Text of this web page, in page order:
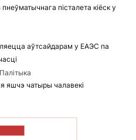
пісталета кіёск у
аўтсайдарам у ЕАЭС па
яшчэ чатыры чалавекі